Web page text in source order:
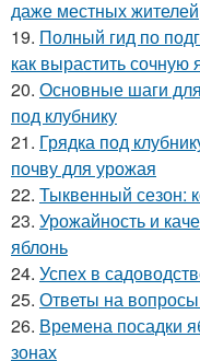
даже местных жителей
19. Полный гид по
как вырастить сочную
20. Основные шаги
под клубнику
21. Грядка под
почву для урожая
22. Тыквенный сезон:
23. Урожайность и
яблонь
24. Успех в
25. Ответы на
26. Времена посадки
зонах